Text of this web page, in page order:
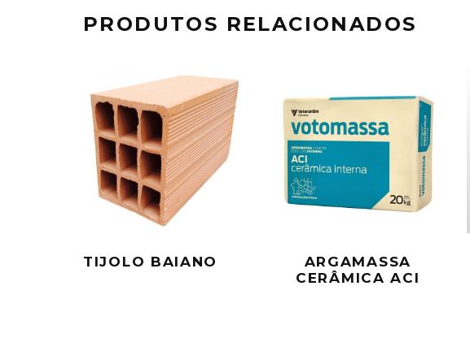
PRODUTOS RELACIONADOS
TIJOLO BAIANO
ARGAMASSA
CERÂMICA ACI